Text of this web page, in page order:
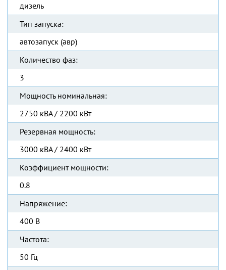
дизель
Тип запуска:
автозапуск (авр)
Количество фаз:
3
Мощность номинальная:
2750 кВА / 2200 кВт
Резервная мощность:
3000 кВА / 2400 кВт
Коэффициент мощности:
0.8
Напряжение:
400 В
Частота:
50 Гц